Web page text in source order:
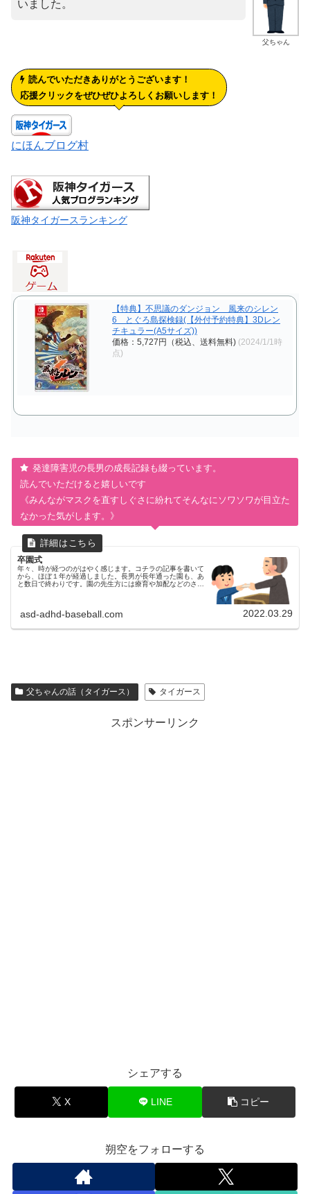
父ちゃん
いました。
読んでいただきありがとうございます！
応援クリックをぜひぜひよろしくお願いします！
にほんブログ村
阪神タイガースランキング
【特典】不思議のダンジョン 風来のシレン
6 とぐろ島探検録(【外付予約特典】3Dレン
チキュラー(A5サイズ))
価格：5,727円（税込、送料無料) (2024/1/1時
点)
発達障害児の長男の成長記録も綴っています。
読んでいただけると嬉しいです
《みんながマスクを直すしぐさに紛れてそんなにソワソワが目立た
なかった気がします。》
卒園式
年々、時が経つのがはやく感じます。コチラの記事を書いて
から、ほぼ１年が経過しました。長男が長年通った園も、あ
と数日で終わりです。園の先生方には療育や加配などのさま
asd-adhd-baseball.com 2022.03.29
父ちゃんの話（タイガース） タイガース
スポンサーリンク
シェアする
X LINE コピー
朔空をフォローする